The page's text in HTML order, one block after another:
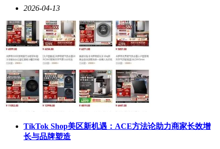
2026-04-13
TikTok Shop美区新机遇：ACE方法论助力商家长效增
长与品牌塑造